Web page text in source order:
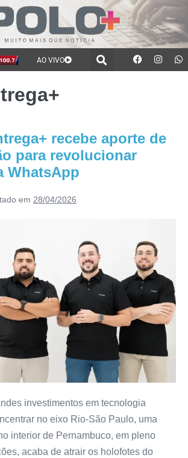
AO VIVO
recebe aporte de
para revolucionar
WhatsApp
em 28/04/2026
investimentos em tecnologia
no eixo Rio-São Paulo, uma
interior de Pernambuco, em pleno
acaba de atrair os holofotes do